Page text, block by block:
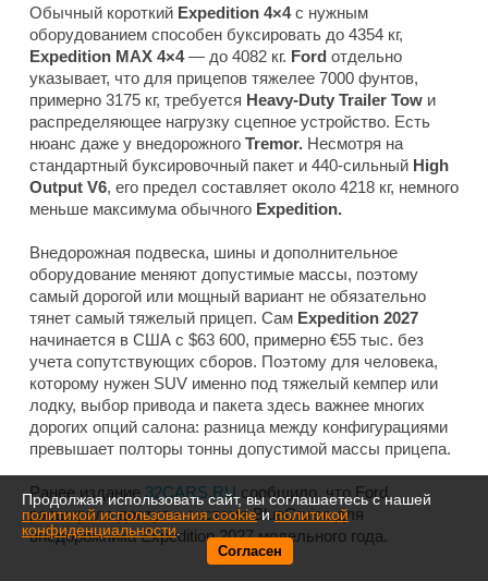
Обычный короткий Expedition 4×4с нужным
оборудованием способен буксировать до 4354 кг,
Expedition MAX 4×4— до 4082 кг. Ford отдельно
указывает, что для прицепов тяжелее 7000 фунтов,
примерно 3175 кг, требуется Heavy-Duty Trailer Tow и
распределяющее нагрузку сцепное устройство. Есть
нюанс даже у внедорожного Tremor. Несмотря на
стандартный буксировочный пакет и 440-сильный High
Output V6, его предел составляет около 4218 кг, немного
меньше максимума обычного Expedition.
Внедорожная подвеска, шины и дополнительное
оборудование меняют допустимые массы, поэтому
самый дорогой или мощный вариант не обязательно
тянет самый тяжелый прицеп. Сам Expedition 2027
начинается в США с $63 600, примерно €55 тыс. без
учета сопутствующих сборов. Поэтому для человека,
которому нужен SUV именно под тяжелый кемпер или
лодку, выбор привода и пакета здесь важнее многих
дорогих опций салона: разница между конфигурациями
превышает полторы тонны допустимой массы прицепа.
Ранее издание 32CARS.RU сообщило, что Ford
расширила доступ к системе BlueCruise для
внедорожника Expedition 2027 модельного года.
Продолжая использовать сайт, вы соглашаетесь с нашей
политикой использования cookieиполитикой
конфиденциальности .
Согласен